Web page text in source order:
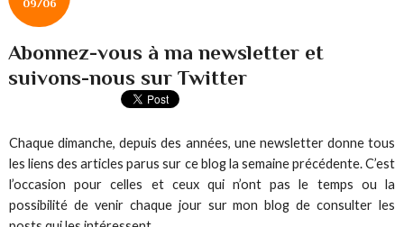
09/06
Abonnez-vous à ma newsletter et
suivons-nous sur Twitter
Chaque dimanche, depuis des années, une newsletter donne tous
les liens des articles parus sur ce blog la semaine précédente. C’est
l’occasion pour celles et ceux qui n’ont pas le temps ou la
possibilité de venir chaque jour sur mon blog de consulter les